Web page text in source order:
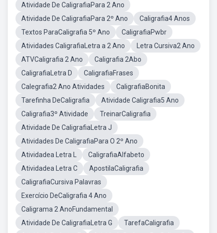
Atividade De CaligrafiaPara 2 Ano
Atividade De CaligrafiaPara 2º Ano
Caligrafia4 Anos
Textos ParaCaligrafia 5º Ano
CaligrafiaPwbr
Atividades CaligrafiaLetra a 2 Ano
Letra Cursiva2 Ano
ATVCaligrafia 2 Ano
Caligrafia 2Abo
CaligrafiaLetra D
CaligrafiaFrases
Calegrafia2 Ano Atividades
CaligrafiaBonita
Tarefinha DeCaligrafia
Atividade Caligrafia5 Ano
Caligrafia3º Atividade
TreinarCaligrafia
Atividade De CaligrafiaLetra J
Atividades De CaligrafiaPara O 2º Ano
Atividadea Letra L
CaligrafiaAlfabeto
Atividadea Letra C
ApostilaCaligrafia
CaligrafiaCursiva Palavras
Exercício DeCaligrafia 4 Ano
Caligrama 2 AnoFundamental
Atividade De CaligrafiaLetra G
TarefaCaligrafia